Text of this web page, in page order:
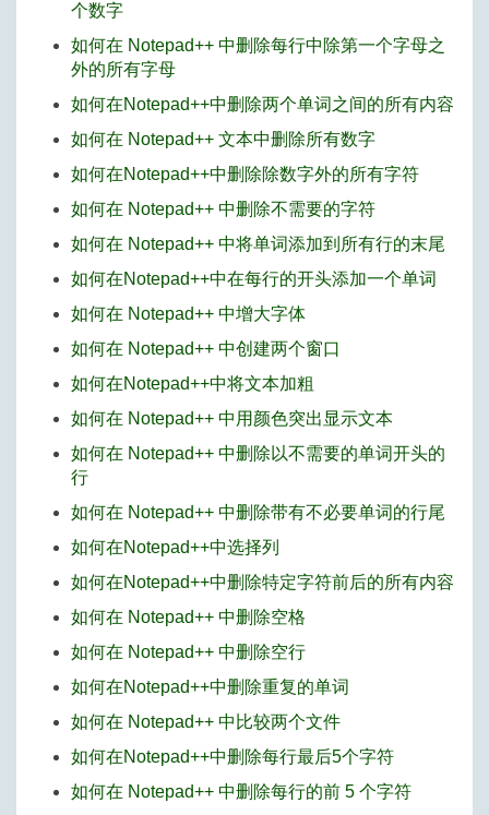
个数字
如何在 Notepad++ 中删除每行中除第一个字母之
外的所有字母
如何在Notepad++中删除两个单词之间的所有内容
如何在 Notepad++ 文本中删除所有数字
如何在Notepad++中删除除数字外的所有字符
如何在 Notepad++ 中删除不需要的字符
如何在 Notepad++ 中将单词添加到所有行的末尾
如何在Notepad++中在每行的开头添加一个单词
如何在 Notepad++ 中增大字体
如何在 Notepad++ 中创建两个窗口
如何在Notepad++中将文本加粗
如何在 Notepad++ 中用颜色突出显示文本
如何在 Notepad++ 中删除以不需要的单词开头的
行
如何在 Notepad++ 中删除带有不必要单词的行尾
如何在Notepad++中选择列
如何在Notepad++中删除特定字符前后的所有内容
如何在 Notepad++ 中删除空格
如何在 Notepad++ 中删除空行
如何在Notepad++中删除重复的单词
如何在 Notepad++ 中比较两个文件
如何在Notepad++中删除每行最后5个字符
如何在 Notepad++ 中删除每行的前 5 个字符